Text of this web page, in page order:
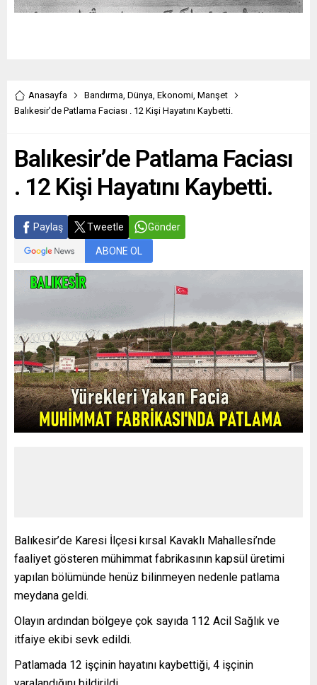
Anasayfa Bandırma, Dünya, Ekonomi, Manşet
Balıkesir’de Patlama Faciası . 12 Kişi Hayatını Kaybetti.
Balıkesir’de Patlama Faciası
. 12 Kişi Hayatını Kaybetti.
Paylaş Tweetle Gönder
ABONE OL
Balıkesir’de Karesi İlçesi kırsal Kavaklı Mahallesi’nde
faaliyet gösteren mühimmat fabrikasının kapsül üretimi
yapılan bölümünde henüz bilinmeyen nedenle patlama
meydana geldi.
Olayın ardından bölgeye çok sayıda 112 Acil Sağlık ve
itfaiye ekibi sevk edildi.
Patlamada 12 işçinin hayatını kaybettiği, 4 işçinin